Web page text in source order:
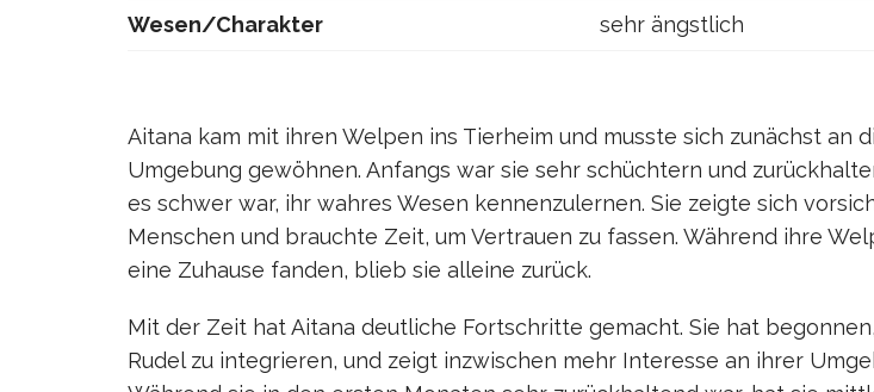
Wesen/Charakter sehr ängstlich
Aitana kam mit ihren Welpen ins Tierheim und musste sich zunächst an
Umgebung gewöhnen. Anfangs war sie sehr schüchtern und
es schwer war, ihr wahres Wesen kennenzulernen. Sie zeigte sich
Menschen und brauchte Zeit, um Vertrauen zu fassen. Während ihre
eine Zuhause fanden, blieb sie alleine zurück.
Mit der Zeit hat Aitana deutliche Fortschritte gemacht. Sie hat
Rudel zu integrieren, und zeigt inzwischen mehr Interesse an ihrer